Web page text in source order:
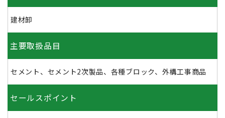
建材卸
主要取扱品目
セメント、セメント2次製品、各種ブロック、外構工事商品
セールスポイント